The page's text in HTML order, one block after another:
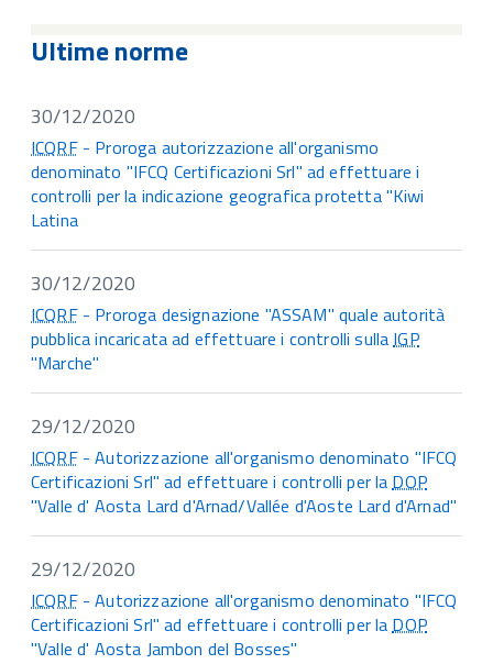
Ultime norme
30/12/2020
ICQRF- Proroga autorizzazione all'organismo
denominato "IFCQ Certificazioni Srl" ad effettuare i
controlli per la indicazione geografica protetta "Kiwi
Latina
30/12/2020
ICQRF- Proroga designazione "ASSAM" quale autorità
pubblica incaricata ad effettuare i controlli sullaIGP
"Marche"
29/12/2020
ICQRF- Autorizzazione all'organismo denominato "IFCQ
Certificazioni Srl" ad effettuare i controlli per laDOP
"Valle d' Aosta Lard d'Arnad/Vallée d'Aoste Lard d'Arnad"
29/12/2020
ICQRF- Autorizzazione all'organismo denominato "IFCQ
Certificazioni Srl" ad effettuare i controlli per laDOP
"Valle d' Aosta Jambon del Bosses"